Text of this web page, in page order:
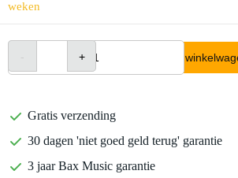
weken
In
Gratis verzending
30 dagen 'niet goed geld terug' garantie
3 jaar Bax Music garantie